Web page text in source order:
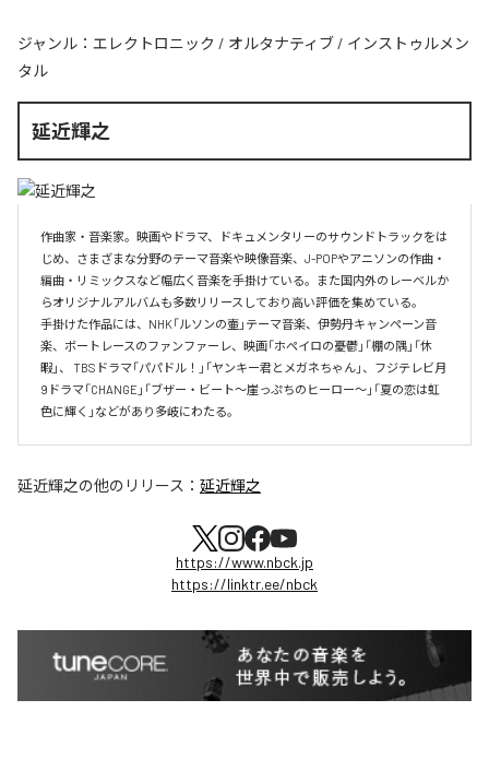
ジャンル： エレクトロニック / オルタナティブ / インストゥルメン
タル
延近輝之
作曲家・音楽家。映画やドラマ、ドキュメンタリーのサウンドトラックをは
じめ、さまざまな分野のテーマ音楽や映像音楽、J-POPやアニソンの作曲・
編曲・リミックスなど幅広く音楽を手掛けている。また国内外のレーベルか
らオリジナルアルバムも多数リリースしており高い評価を集めている。
手掛けた作品には、NHK「ルソンの壷」テーマ音楽、伊勢丹キャンペーン音
楽、ボートレースのファンファーレ、映画「ホペイロの憂鬱」「棚の隅」「休
暇」、 TBSドラマ「パパドル！」「ヤンキー君とメガネちゃん」、フジテレビ月
9ドラマ「CHANGE」「ブザー・ビート～崖っぷちのヒーロー～」「夏の恋は虹
色に輝く」などがあり多岐にわたる。
延近輝之の他のリリース： 延近輝之
https://www.nbck.jp
https://linktr.ee/nbck